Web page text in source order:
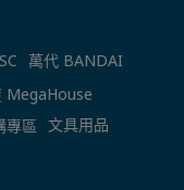
萬代 BANDAI
MegaHouse
專區 文具用品